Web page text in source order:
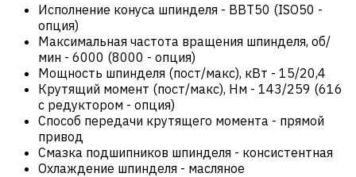
Исполнение конуса шпинделя - BBT50 (ISO50 -
опция)
Максимальная частота вращения шпинделя, об/
мин - 6000 (8000 - опция)
Мощность шпинделя (пост/макс), кВт - 15/20,4
Крутящий момент (пост/макс), Нм - 143/259 (616
c редуктором - опция)
Способ передачи крутящего момента - прямой
привод
Смазка подшипников шпинделя - консистентная
Охлаждение шпинделя - масляное